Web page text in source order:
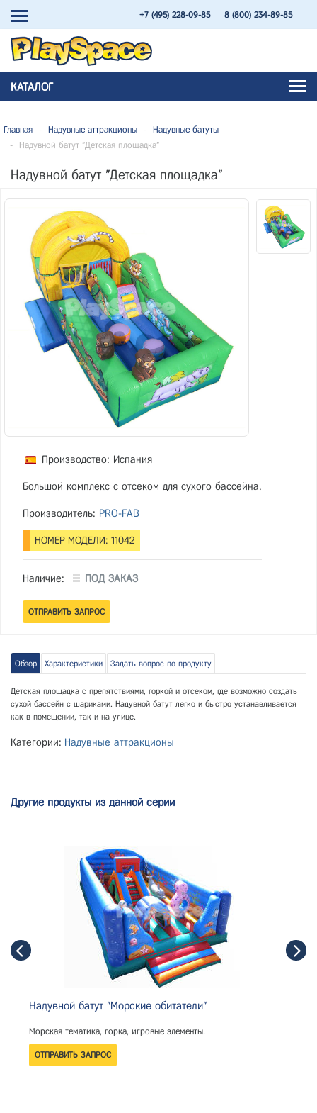
+7 (495) 228-09-85 8 (800) 234-89-85
КАТАЛОГ
Главная - Надувные аттракционы -
Надувные батуты
-
Надувной батут "Детская площадка"
Надувной батут "Детская площадка"
Производство: Испания
Большой комплекс с отсеком для сухого бассейна.
Производитель: PRO-FAB
НОМЕР МОДЕЛИ: 11042
Наличие: ПОД ЗАКАЗ
Обзор Характеристики Задать вопрос по продукту
Детская площадка с препятствиями, горкой и отсеком, где возможно создать
сухой бассейн с шариками. Надувной батут легко и быстро устанавливается
как в помещении, так и на улице.
Категории: Надувные аттракционы
Другие продукты из данной серии
Надувной батут "Морские обитатели"
Морская тематика, горка, игровые элементы.